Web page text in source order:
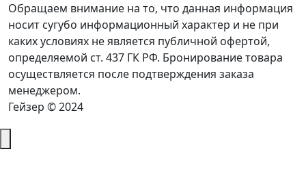
Обращаем внимание на то, что данная информация
носит сугубо информационный характер и не при
каких условиях не является публичной офертой,
определяемой ст. 437 ГК РФ. Бронирование товара
осуществляется после подтверждения заказа
менеджером.
Гейзер © 2024